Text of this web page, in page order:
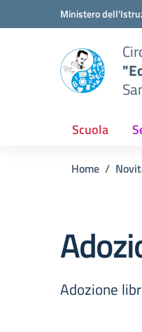
Vai ai contenuti
Vai al menu di navigazione
Ministero
Scuola
Home
Adozione